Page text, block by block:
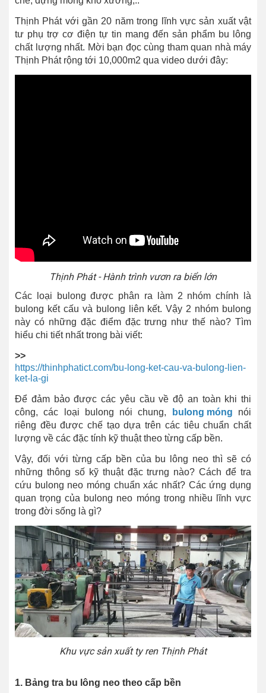
Thịnh Phát với gần 20 năm trong lĩnh vực sản xuất vật
tư phụ trợ cơ điện tự tin mang đến sản phẩm bu lông
chất lượng nhất. Mời bạn đọc cùng tham quan nhà máy
Thịnh Phát rộng tới 10,000m2 qua video dưới đây:
Thịnh Phát - Hành trình vươn ra biển lớn
Các loại bulong được phân ra làm 2 nhóm chính là
bulong kết cấu và bulong liên kết. Vậy 2 nhóm bulong
này có những đặc điểm đặc trưng như thế nào? Tìm
hiểu chi tiết nhất trong bài viết:
>>
https://thinhphatict.com/bu-long-ket-cau-va-bulong-lien-
ket-la-gi
Để đảm bảo được các yêu cầu về độ an toàn khi thi
công, các loại bulong nói chung,
bulong móng nói
riêng đều được chế tạo dựa trên các tiêu chuẩn chất
lượng về các đặc tính kỹ thuật theo từng cấp bền.
Vậy, đối với từng cấp bền của bu lông neo thì sẽ có
những thông số kỹ thuật đặc trưng nào? Cách để tra
cứu bulong neo móng chuẩn xác nhất? Các ứng dụng
quan trọng của bulong neo móng trong nhiều lĩnh vực
trong đời sống là gì?
Khu vực sản xuất ty ren Thịnh Phát
1. Bảng tra bu lông neo theo cấp bền